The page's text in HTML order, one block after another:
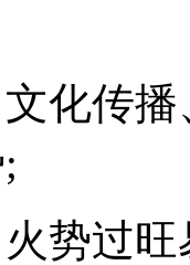
文化传
火势过